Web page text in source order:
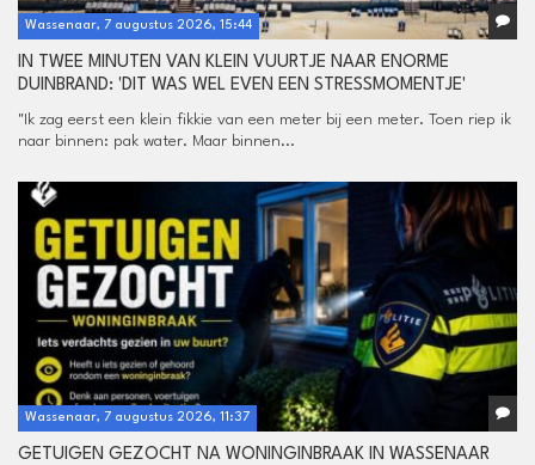
Wassenaar, 7 augustus 2026, 15:44
IN TWEE MINUTEN VAN KLEIN VUURTJE NAAR ENORME
DUINBRAND: 'DIT WAS WEL EVEN EEN STRESSMOMENTJE'
"Ik zag eerst een klein fikkie van een meter bij een meter. Toen riep ik
naar binnen: pak water. Maar binnen...
Wassenaar, 7 augustus 2026, 11:37
GETUIGEN GEZOCHT NA WONINGINBRAAK IN WASSENAAR